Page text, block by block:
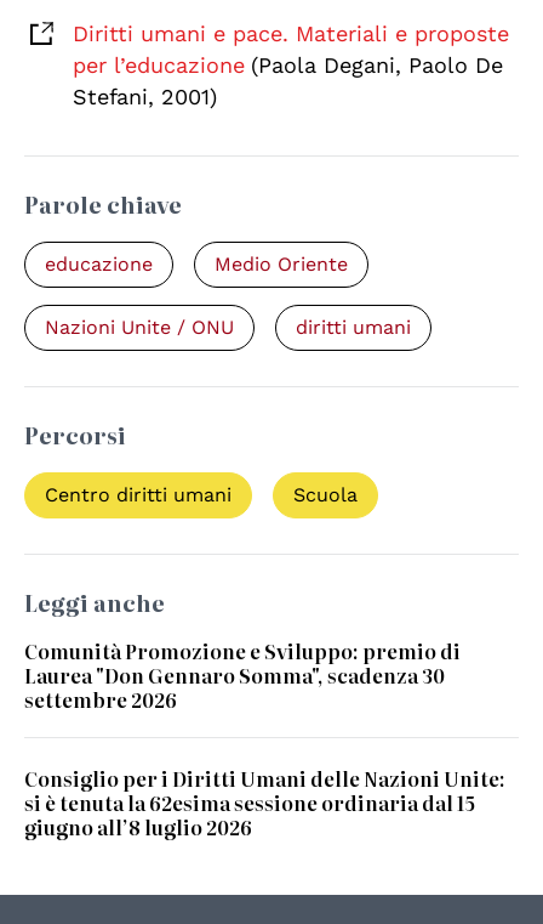
Diritti umani e pace. Materiali e proposte
per l’educazione (Paola Degani, Paolo De
Stefani, 2001)
Parole chiave
educazione Medio Oriente
Nazioni Unite / ONU diritti umani
Percorsi
Centro diritti umani Scuola
Leggi anche
Comunità Promozione e Sviluppo: premio di
Laurea "Don Gennaro Somma", scadenza 30
settembre 2026
Consiglio per i Diritti Umani delle Nazioni Unite:
si è tenuta la 62esima sessione ordinaria dal 15
giugno all’8 luglio 2026